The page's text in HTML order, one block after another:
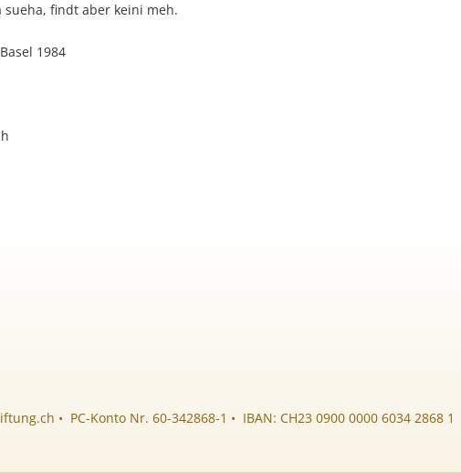
findt aber keini meh.
1984
• PC-Konto Nr. 60-342868-1 • IBAN: CH23 0900 0000 6034 2868 1